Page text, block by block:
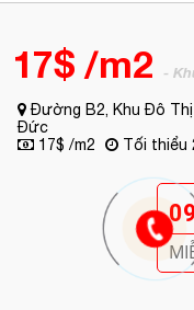
17$ /m2 -
Đường B2, Khu Đô Thị
Đức
17$ /m2
Tối thiểu